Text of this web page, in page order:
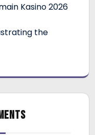
Kasino 2026
the